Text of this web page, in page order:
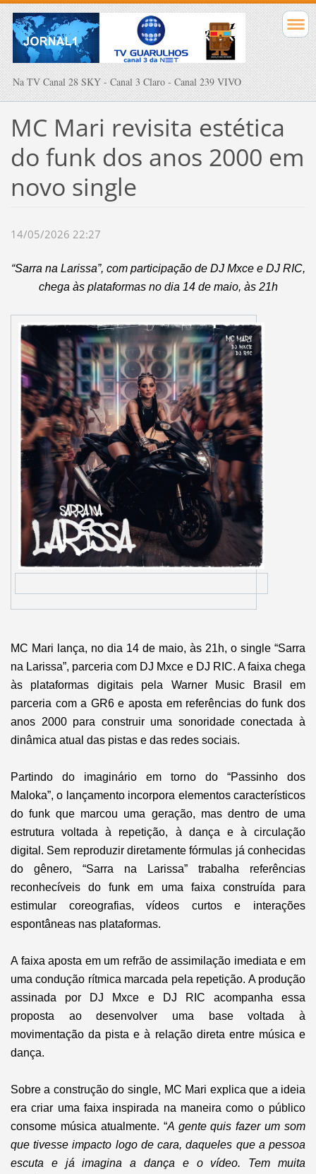
Na TV Canal 28 SKY - Canal 3 Claro - Canal 239 VIVO
MC Mari revisita estética
do funk dos anos 2000 em
novo single
14/05/2026 22:27
“Sarra na Larissa”, com participação de DJ Mxce e DJ RIC,
chega às plataformas no dia 14 de maio, às 21h
MC Mari lança, no dia 14 de maio, às 21h, o single “Sarra
na Larissa”, parceria com DJ Mxce e DJ RIC. A faixa chega
às plataformas digitais pela Warner Music Brasil em
parceria com a GR6 e aposta em referências do funk dos
anos 2000 para construir uma sonoridade conectada à
dinâmica atual das pistas e das redes sociais.
Partindo do imaginário em torno do “Passinho dos
Maloka”, o lançamento incorpora elementos característicos
do funk que marcou uma geração, mas dentro de uma
estrutura voltada à repetição, à dança e à circulação
digital. Sem reproduzir diretamente fórmulas já conhecidas
do gênero, “Sarra na Larissa” trabalha referências
reconhecíveis do funk em uma faixa construída para
estimular coreografias, vídeos curtos e interações
espontâneas nas plataformas.
A faixa aposta em um refrão de assimilação imediata e em
uma condução rítmica marcada pela repetição. A produção
assinada por DJ Mxce e DJ RIC acompanha essa
proposta ao desenvolver uma base voltada à
movimentação da pista e à relação direta entre música e
dança.
Sobre a construção do single, MC Mari explica que a ideia
era criar uma faixa inspirada na maneira como o público
consome música atualmente. “A gente quis fazer um som
que tivesse impacto logo de cara, daqueles que a pessoa
escuta e já imagina a dança e o vídeo. Tem muita